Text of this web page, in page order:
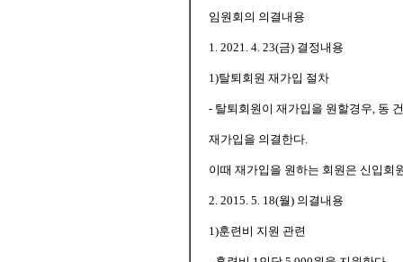
임원회의 의결내용
1. 2021. 4. 23(금) 결정내용
1)탈퇴회원 재가입 절차
- 탈퇴회원이 재가입을 원할경우, 동
재가입을 의결한다.
이때 재가입을 원하는 회원은 신입회
2. 2015. 5. 18(월) 의결내용
1)훈련비 지원 관련